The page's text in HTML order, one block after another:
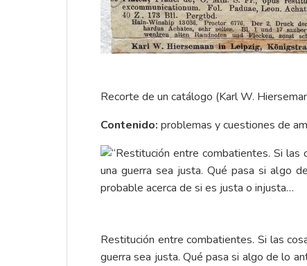
Recorte de un catálogo (Karl W.
Contenido: problemas y cuestiones de
Restitución entre combatientes. Si las
guerra sea justa. Qué pasa si algo de lo